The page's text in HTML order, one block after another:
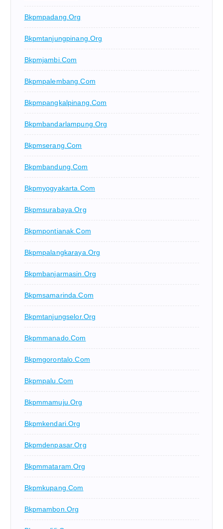
Bkpmpadang.org
Bkpmtanjungpinang.org
Bkpmjambi.com
Bkpmpalembang.com
Bkpmpangkalpinang.com
Bkpmbandarlampung.org
Bkpmserang.com
Bkpmbandung.com
Bkpmyogyakarta.com
Bkpmsurabaya.org
Bkpmpontianak.com
Bkpmpalangkaraya.org
Bkpmbanjarmasin.org
Bkpmsamarinda.com
Bkpmtanjungselor.org
Bkpmmanado.com
Bkpmgorontalo.com
Bkpmpalu.com
Bkpmmamuju.org
Bkpmkendari.org
Bkpmdenpasar.org
Bkpmmataram.org
Bkpmkupang.com
Bkpmambon.org